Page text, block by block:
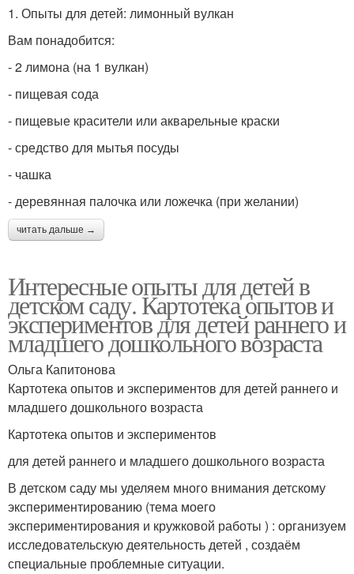
1. Опыты для детей: лимонный вулкан
Вам понадобится:
- 2 лимона (на 1 вулкан)
- пищевая сода
- пищевые красители или акварельные краски
- средство для мытья посуды
- чашка
- деревянная палочка или ложечка (при желании)
читать дальше →
Интересные опыты для детей в
детском саду. Картотека опытов и
экспериментов для детей раннего и
младшего дошкольного возраста
Ольга Капитонова
Картотека опытов и экспериментов для детей раннего и
младшего дошкольного возраста
Картотека опытов и экспериментов
для детей раннего и младшего дошкольного возраста
В детском саду мы уделяем много внимания детскому
экспериментированию (тема моего
экспериментирования и кружковой работы ) : организуем
исследовательскую деятельность детей , создаём
специальные проблемные ситуации.